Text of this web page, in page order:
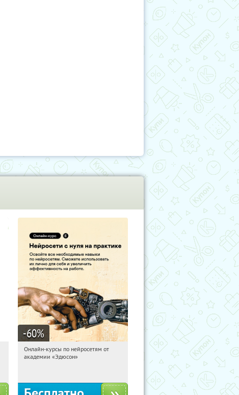
-60%
02:44:25 Получили:
Онлайн-курсы по нейросетям от
академии «Эдюсон»